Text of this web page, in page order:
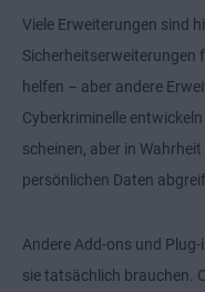
Viele Erweiterungen sind
Sicherheitserweiterungen
helfen – aber andere
Cyberkriminelle
scheinen, aber in Wahrheit
persönlichen Daten
Andere Add-ons und
sie tatsächlich brauchen.